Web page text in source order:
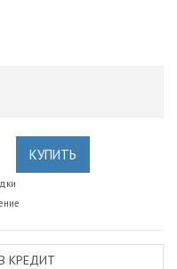
КУПИТЬ
КРЕДИТ